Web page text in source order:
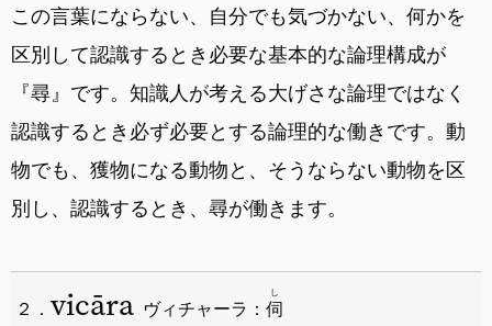
この言葉にならない、自分でも気づかない、何かを
区別して認識するとき必要な基本的な論理構成が
『尋』です。知識人が考える大げさな論理ではなく
認識するとき必ず必要とする論理的な働きです。動
物でも、獲物になる動物と、そうならない動物を区
別し、認識するとき、尋が働きます。
ヴィチャーラ： 伺
し
２． vicāra